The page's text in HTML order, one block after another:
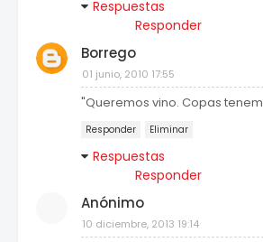
Respuestas
Responder
Borrego
01 junio, 2010 17:55
"Queremos vino. Copas
Responder Eliminar
Respuestas
Responder
Anónimo
10 diciembre, 2013 19:14